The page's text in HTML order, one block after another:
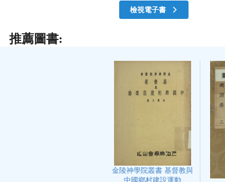
檢視電子書
推薦圖書:
金陵神學院叢書 基督教與
中國鄉村建設運動